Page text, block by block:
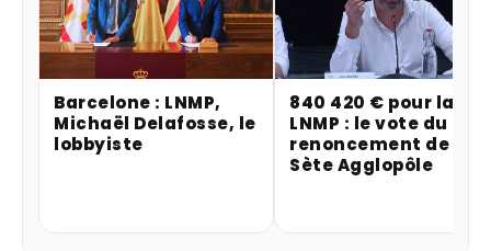
Barcelone : LNMP,
Michaël Delafosse, le
lobbyiste
840 420 € pour la
LNMP : le vote du
renoncement de
Sète Agglopôle